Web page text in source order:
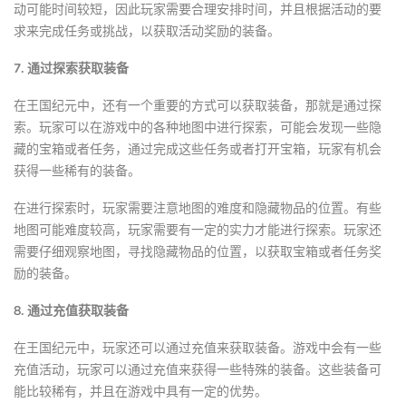
动可能时间较短，因此玩家需要合理安排时间，并且根据活动的要
求来完成任务或挑战，以获取活动奖励的装备。
7. 通过探索获取装备
在王国纪元中，还有一个重要的方式可以获取装备，那就是通过探
索。玩家可以在游戏中的各种地图中进行探索，可能会发现一些隐
藏的宝箱或者任务，通过完成这些任务或者打开宝箱，玩家有机会
获得一些稀有的装备。
在进行探索时，玩家需要注意地图的难度和隐藏物品的位置。有些
地图可能难度较高，玩家需要有一定的实力才能进行探索。玩家还
需要仔细观察地图，寻找隐藏物品的位置，以获取宝箱或者任务奖
励的装备。
8. 通过充值获取装备
在王国纪元中，玩家还可以通过充值来获取装备。游戏中会有一些
充值活动，玩家可以通过充值来获得一些特殊的装备。这些装备可
能比较稀有，并且在游戏中具有一定的优势。